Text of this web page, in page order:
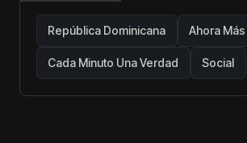
República Dominicana Ahora Más
Cada Minuto Una Verdad Social